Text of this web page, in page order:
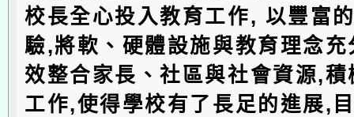
校長全心投入教育工作, 以豐富
驗,將軟、硬體設施與教育理念
效整合家長、社區與社會資源,
工作,使得學校有了長足的進展,